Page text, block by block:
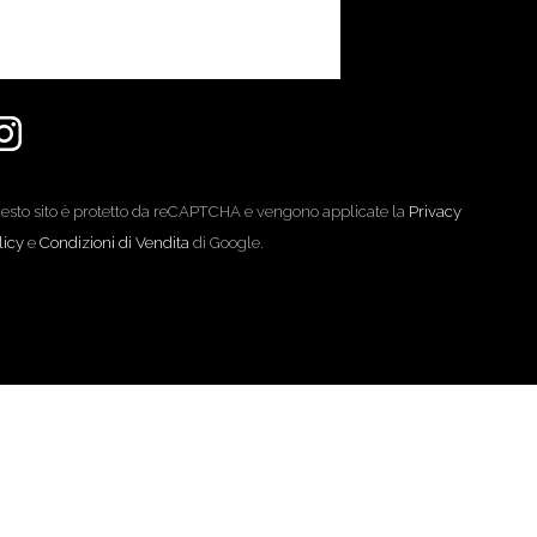
sito è protetto da reCAPTCHA e vengono applicate la Privacy
e Condizioni di Venditadi Google.